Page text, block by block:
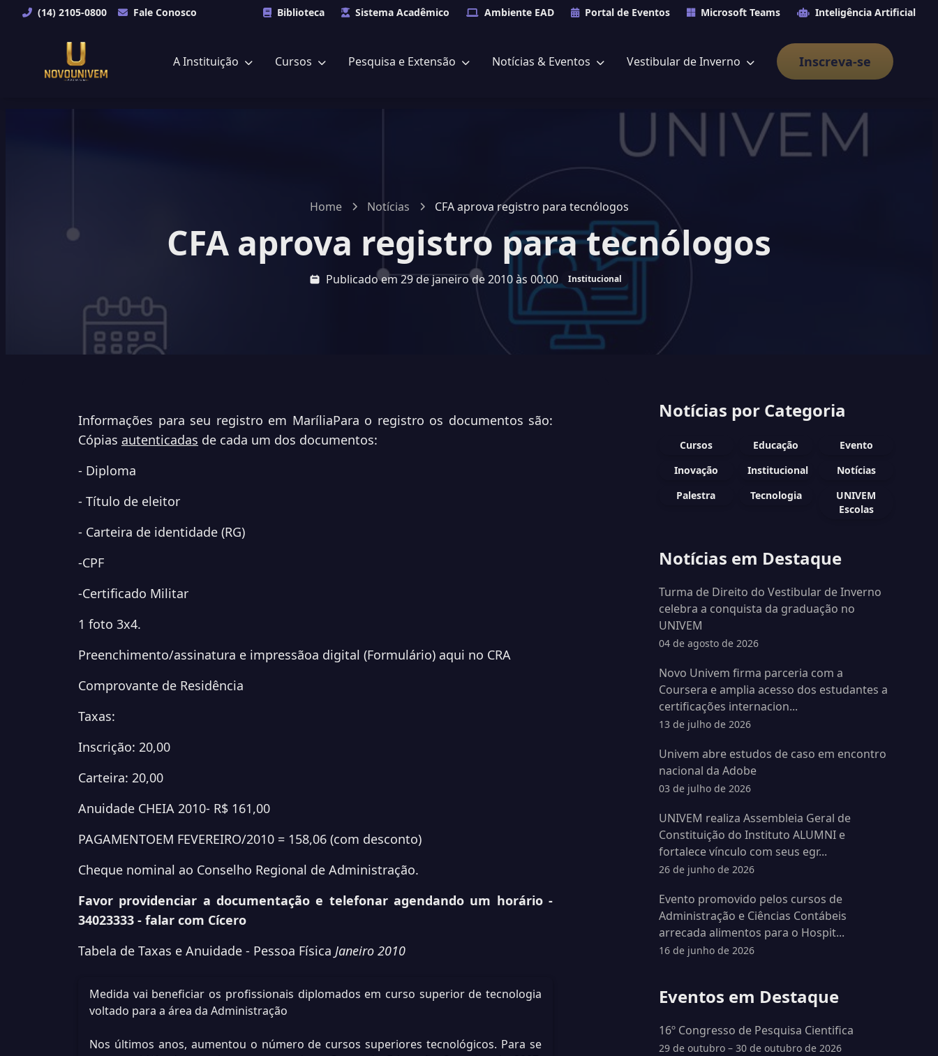
(14) 2105-0800 Fale Conosco Biblioteca Sistema Acadêmico Ambiente EAD Portal de Eventos Microsoft Teams Inteligência Artificial
A Instituição Cursos Pesquisa e Extensão Notícias & Eventos Vestibular de Inverno Inscreva-se
Home Notícias CFA aprova registro para tecnólogos
CFA aprova registro para tecnólogos
Publicado em 29 de janeiro de 2010 às 00:00 Institucional
Informações para seu registro em MaríliaPara o registro os documentos são:
Cópias autenticadas de cada um dos documentos:
- Diploma
- Título de eleitor
- Carteira de identidade (RG)
-CPF
-Certificado Militar
1 foto 3x4.
Preenchimento/assinatura e impressãoa digital (Formulário) aqui no CRA
Comprovante de Residência
Taxas:
Inscrição: 20,00
Carteira: 20,00
Anuidade CHEIA 2010- R$ 161,00
PAGAMENTOEM FEVEREIRO/2010 = 158,06 (com desconto)
Cheque nominal ao Conselho Regional de Administração.
Favor providenciar a documentação e telefonar agendando um horário -
34023333 - falar com Cícero
Tabela de Taxas e Anuidade - Pessoa Física Janeiro 2010
Medida vai beneficiar os profissionais diplomados em curso superior de tecnologia
voltado para a área da Administração
Nos últimos anos, aumentou o número de cursos superiores tecnológicos. Para se
Notícias por Categoria
Cursos Educação
Evento
Inovação
Institucional
Notícias
Palestra
Tecnologia
UNIVEM
Escolas
Notícias em Destaque
Turma de Direito do Vestibular de Inverno
celebra a conquista da graduação no
UNIVEM
04 de agosto de 2026
Novo Univem firma parceria com a
Coursera e amplia acesso dos estudantes a
certificações internacion...
13 de julho de 2026
Univem abre estudos de caso em encontro
nacional da Adobe
03 de julho de 2026
UNIVEM realiza Assembleia Geral de
Constituição do Instituto ALUMNI e
fortalece vínculo com seus egr...
26 de junho de 2026
Evento promovido pelos cursos de
Administração e Ciências Contábeis
arrecada alimentos para o Hospit...
16 de junho de 2026
Eventos em Destaque
16º Congresso de Pesquisa Cientifica
29 de outubro – 30 de outubro de 2026